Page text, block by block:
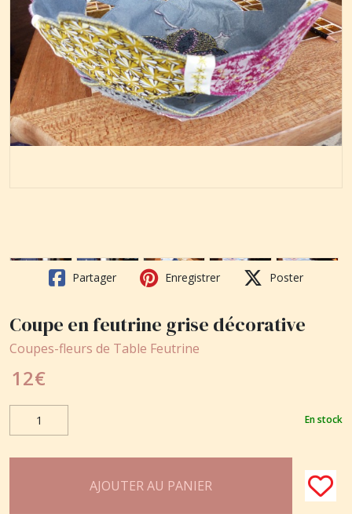
Partager Enregistrer Poster
Coupe en feutrine grise décorative
Coupes-fleurs de Table Feutrine
12€
En stock
AJOUTER AU PANIER